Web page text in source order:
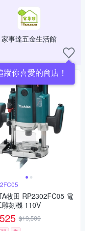
家事達五金生活館
你喜愛的商店！
牧田 RP2302FC05 電
雕刻機 110V
$19,500